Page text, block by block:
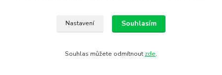
W Šortky CRAFT CORE Essence
Nastavení Souhlasím
Souhlas můžete odmítnout zde.